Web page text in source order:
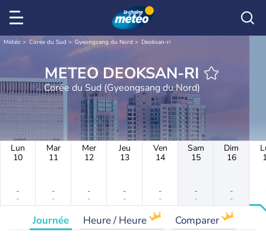
Météo Corée du Sud Gyeongsang du Nord Deoksan-ri
METEO DEOKSAN-RI
Corée du Sud (Gyeongsang du Nord)
Lun
10
-
-
Mar
11
-
-
Mer
12
-
-
Jeu
13
-
-
Ven
14
-
-
Sam
15
-
-
Dim
16
-
-
Journée Heure / Heure Comparer